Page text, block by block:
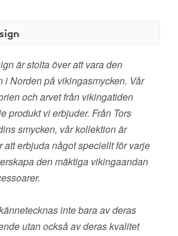
är stolta över att vara den
i Norden på vikingasmycken. Vår
och arvet från vikingatiden
produkt vi erbjuder. Från Tors
smycken, vår kollektion är
att erbjuda något speciellt för varje
den mäktiga vikingaandan
inte bara av deras
utan också av deras kvalitet